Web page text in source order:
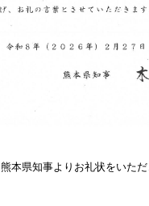
熊本県知事よりお礼状をいただ